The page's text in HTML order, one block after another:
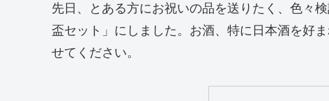
先日、とある方にお祝いの品を送りたく、色々
盃セット」にしました。お酒、特に日本酒を好
せてください。